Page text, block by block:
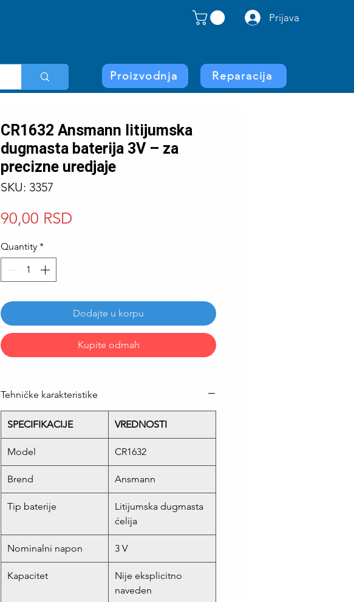
Prijava
Proizvodnja Reparacija
CR1632 Ansmann litijumska
dugmasta baterija 3V – za
precizne uredjaje
SKU: 3357
90,00 RSD
Quantity *
Dodajte u korpu
Kupite odmah
Tehničke karakteristike
SPECIFIKACIJE VREDNOSTI
Model CR1632
Brend Ansmann
Tip baterije
Litijumska dugmasta
ćelija
Nominalni napon 3 V
Kapacitet
Nije eksplicitno
naveden